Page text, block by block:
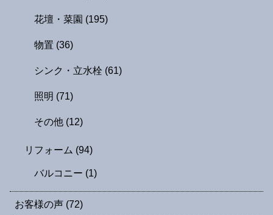
花壇・菜園 (195)
物置 (36)
シンク・立水栓 (61)
照明 (71)
その他 (12)
リフォーム (94)
バルコニー (1)
お客様の声 (72)